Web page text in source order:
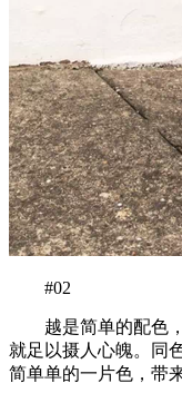
#02
越是简单的配色，
就足以摄人心魄。同
简单单的一片色，带